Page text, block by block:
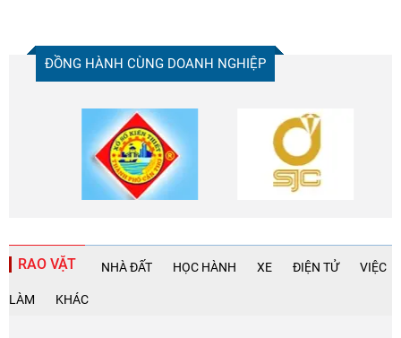
ĐỒNG HÀNH CÙNG DOANH NGHIỆP
RAO VẶT NHÀ ĐẤT HỌC HÀNH XE ĐIỆN TỬ VIỆC
LÀM KHÁC